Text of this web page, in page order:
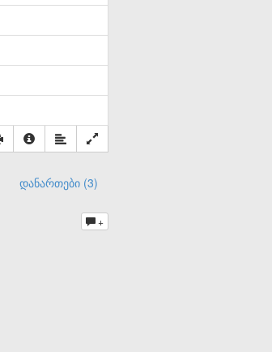
დანართები (3)
+